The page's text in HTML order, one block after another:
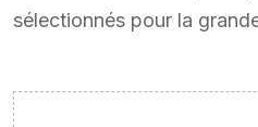
sélectionnés pour la